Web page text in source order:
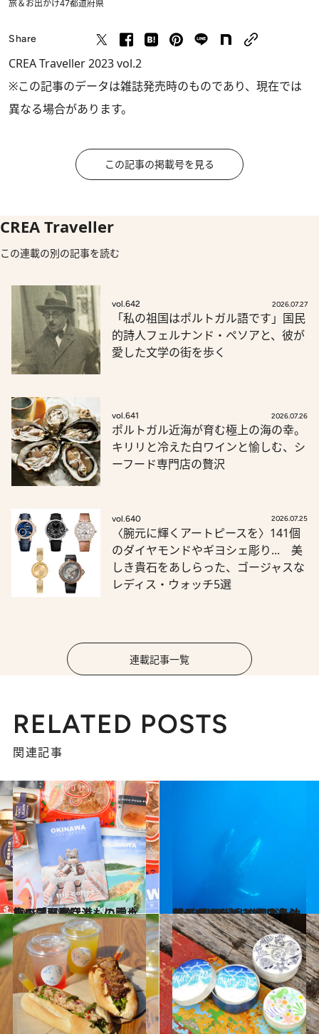
旅＆お出かけ47都道府県
Share
CREA Traveller 2023 vol.2
※この記事のデータは雑誌発売時のものであり、現在では
異なる場合があります。
この記事の掲載号を見る
CREA Traveller
この連載の別の記事を読む
vol.642 2026.07.27
「私の祖国はポルトガル語です」国民
的詩人フェルナンド・ペソアと、彼が
愛した文学の街を歩く
vol.641 2026.07.26
ポルトガル近海が育む極上の海の幸。
キリリと冷えた白ワインと愉しむ、シ
ーフード専門店の贅沢
vol.640 2026.07.25
〈腕元に輝くアートピースを〉141個
のダイヤモンドやギヨシェ彫り... 美
しき貴石をあしらった、ゴージャスな
レディス・ウォッチ5選
連載記事一覧
RELATED POSTS
関連記事
2023.4.28
旅の思い出話ともに贈りたい「那覇空港」の手土産ベスト10
旅＆お出かけ 2023.3.25
親子クジラと一緒に泳ぐ夢が叶った！ 沖縄本島沖でのホエールスイム チービシ(慶伊瀬島)の1日をリポート
旅＆お出かけ